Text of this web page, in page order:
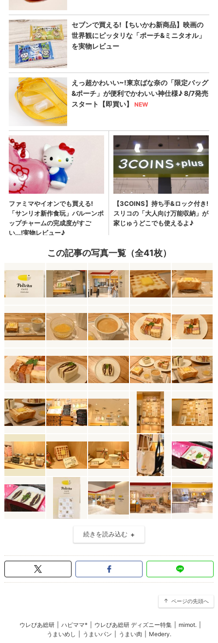
この記事の写真一覧（全41枚）
続きを読み込む
ページの先頭へ
ウレぴあ総研 ハピママ* ウレぴあ総研 ディズニー特集 mimot.
うまいめし
うまいパン うまい肉 Medery.